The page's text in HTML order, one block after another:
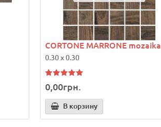
CORTONE MARRONE mozaika
0.30 x 0.30
0,00грн.
В корзину